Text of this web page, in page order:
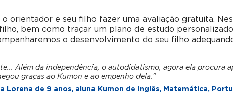
orientador e seu filho fazer uma avaliação gratuita.
bem como traçar um plano de estudo
o desenvolvimento do seu filho
Além da independência, o autodidatismo, agora ela procura
graças ao Kumon e ao empenho dela."
Lorena de 9 anos, aluna Kumon de Inglês, Matemática,